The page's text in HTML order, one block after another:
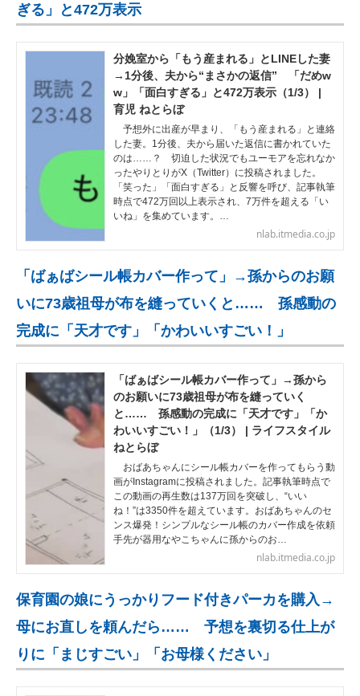
ぎる」と472万表示
分娩室から「もう産まれる」とLINEした妻
→1分後、夫から“まさかの返信” 「だめw
w」「面白すぎる」と472万表示（1/3） |
育児 ねとらぼ
予想外に出産が早まり、「もう産まれる」と連絡
した妻。1分後、夫から届いた返信に書かれていた
のは……？ 切迫した状況でもユーモアを忘れなか
ったやりとりがX（Twitter）に投稿されました。
「笑った」「面白すぎる」と反響を呼び、記事執筆
時点で472万回以上表示され、7万件を超える「い
いね」を集めています。…
nlab.itmedia.co.jp
「ばぁばシール帳カバー作って」→孫からのお願
いに73歳祖母が布を縫っていくと…… 孫感動の
完成に「天才です」「かわいいすごい！」
「ばぁばシール帳カバー作って」→孫から
のお願いに73歳祖母が布を縫っていく
と…… 孫感動の完成に「天才です」「か
わいいすごい！」（1/3） | ライフスタイル
ねとらぼ
おばあちゃんにシール帳カバーを作ってもらう動
画がInstagramに投稿されました。記事執筆時点で
この動画の再生数は137万回を突破し、“いい
ね！”は3350件を超えています。おばあちゃんのセ
ンス爆発！シンプルなシール帳のカバー作成を依頼
手先が器用なやこちゃんに孫からのお…
nlab.itmedia.co.jp
保育園の娘にうっかりフード付きパーカを購入→
母にお直しを頼んだら…… 予想を裏切る仕上が
りに「まじすごい」「お母様ください」